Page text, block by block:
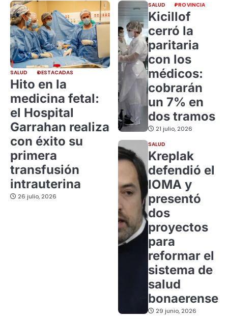
SALUD DESTACADAS
Hito en la
medicina fetal:
el Hospital
Garrahan realiza
con éxito su
primera
transfusión
intrauterina
26 julio, 2026
SALUD PROVINCIA
Kicillof
cerró la
paritaria
con los
médicos:
cobrarán
un 7% en
dos tramos
21 julio, 2026
SALUD
Kreplak
defendió el
IOMA y
presentó
dos
proyectos
para
reformar el
sistema de
salud
bonaerense
29 junio, 2026